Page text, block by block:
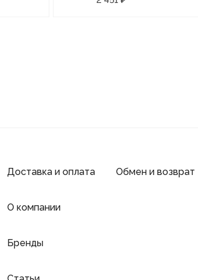
Доставка и оплата
О компании
Бренды
Обмен и возврат